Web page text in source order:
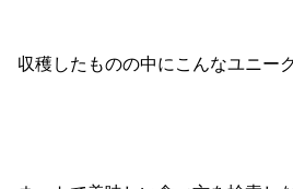
収穫したものの中にこんなユニー